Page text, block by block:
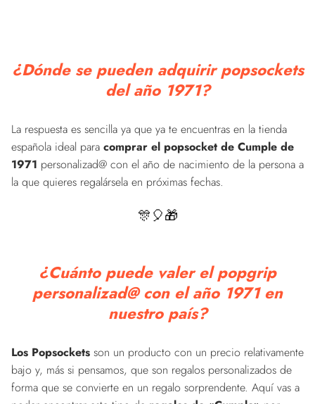
¿Dónde se pueden adquirir popsockets
del año 1971?
La respuesta es sencilla ya que ya te encuentras en la tienda
española ideal para comprar el popsocket de Cumple de
1971 personalizad@ con el año de nacimiento de la persona a
la que quieres regalársela en próximas fechas.
🎊🎈🎁
¿Cuánto puede valer el popgrip
personalizad@ con el año 1971 en
nuestro país?
Los Popsockets son un producto con un precio relativamente
bajo y, más si pensamos, que son regalos personalizados de
forma que se convierte en un regalo sorprendente. Aquí vas a